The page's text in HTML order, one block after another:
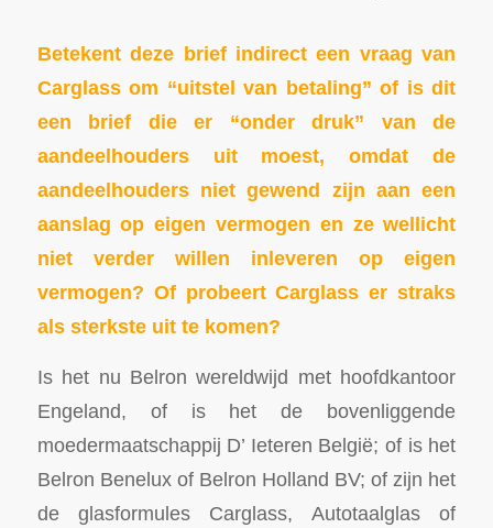
Betekent deze brief indirect een vraag van
Carglass om “uitstel van betaling” of is dit
een brief die er “onder druk” van de
aandeelhouders uit moest, omdat de
aandeelhouders niet gewend zijn aan een
aanslag op eigen vermogen en ze wellicht
niet verder willen inleveren op eigen
vermogen? Of probeert Carglass er straks
als sterkste uit te komen?
Is het nu Belron wereldwijd met hoofdkantoor
Engeland, of is het de bovenliggende
moedermaatschappij D’ Ieteren België; of is het
Belron Benelux of Belron Holland BV; of zijn het
de glasformules Carglass, Autotaalglas of